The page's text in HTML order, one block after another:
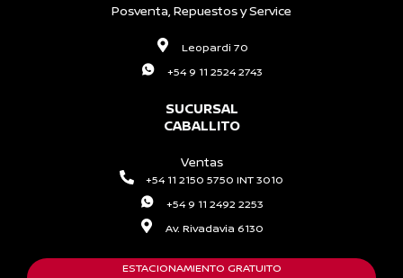
Posventa, Repuestos y Service
Leopardi 70
+54 9 11 2524 2743
SUCURSAL
CABALLITO
Ventas
+54 11 2150 5750 INT 3010
+54 9 11 2492 2253
Av. Rivadavia 6130
ESTACIONAMIENTO GRATUITO